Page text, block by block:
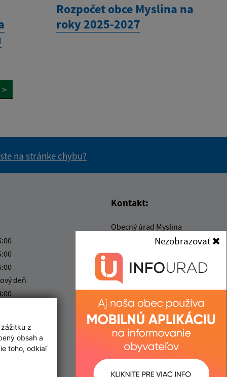
z
obsah a
toho, odkiaľ
Nezobrazovať
Rozpočet obce Myslina na
roky 2025-2027
>
na stránke chybu?
deň
Kontakt:
Obecný úrad Myslina
066 01 Humenné
obexmyslina@gmail.com
+421 57 775 49 90
IČO: 00323268